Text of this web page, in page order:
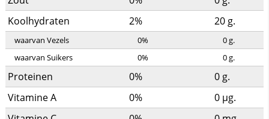
Koolhydraten
2% 20g.
waarvan Vezels 0% 0g.
waarvan Suikers
0% 0g.
Proteinen 0% 0g.
Vitamine A
0% 0 µg.